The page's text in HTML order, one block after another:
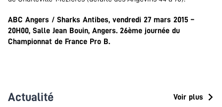
ABC Angers / Sharks Antibes, vendredi 27 mars 2015 –
20H00, Salle Jean Bouin, Angers. 26ème journée du
Championnat de France Pro B.
Actualité Voir plus